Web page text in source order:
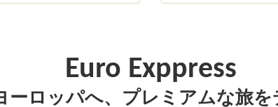
Euro Exppress
ーロッパへ、プレミアムな旅